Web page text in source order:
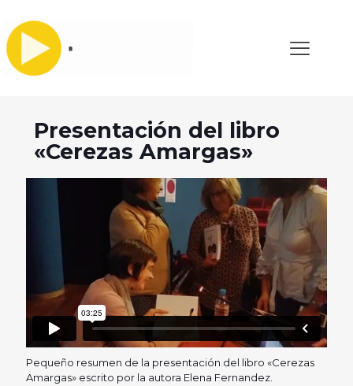
Presentación del libro
«Cerezas Amargas»
Pequeño resumen de la presentación del libro «Cerezas
Amargas» escrito por la autora Elena Fernandez.